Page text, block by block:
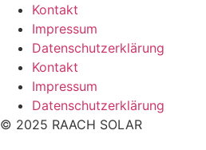
Kontakt
Impressum
Datenschutzerklärung
Kontakt
Impressum
Datenschutzerklärung
© 2025 RAACH SOLAR